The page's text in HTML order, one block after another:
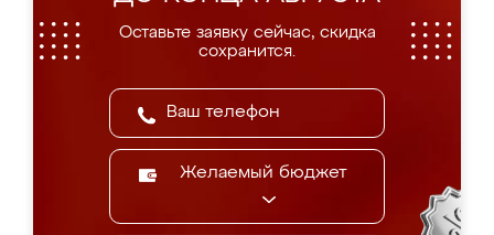
Оставьте заявку сейчас, скидка
сохранится.
Желаемый бюджет